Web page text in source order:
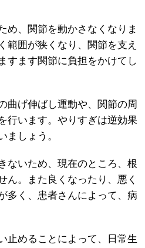
め、関節を動かさなくなりま
範囲が狭くなり、関節を支え
すます関節に負担をかけてし
曲げ伸ばし運動や、関節の周
行います。やりすぎは逆効果
ましょう。
ないため、現在のところ、根
ん。また良くなったり、悪く
多く、患者さんによって、病
止めることによって、日常生